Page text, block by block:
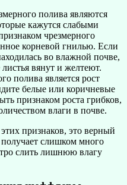
полива являются
кажутся слабыми
чрезмерного
корневой гнилью. Если
во влажной почве,
вянут и желтеют.
полива является рост
белые или коричневые
признаком роста грибков,
влаги в почве.
признаков, это верный
слишком много
слить лишнюю влагу